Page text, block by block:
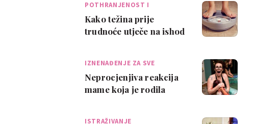
POTHRANJENOST I
Kako težina prije
trudnoće utječe na ishod
IZNENAĐENJE ZA SVE
Neprocjenjiva reakcija
mame koja je rodila
ISTRAŽIVANJE